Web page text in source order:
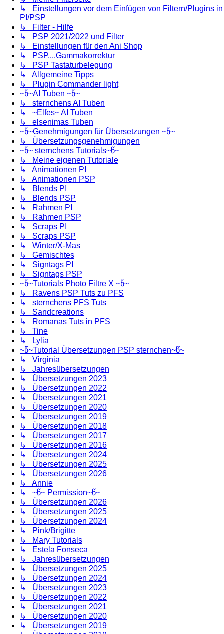
↳ Einstellungen vor dem Einfügen von Filtern/Plugins in
PI/PSP
↳ Filter - Hilfe
↳ PSP 2021/2022 und Filter
↳ Einstellungen für den Ani Shop
↳ PSP....Gammakorrektur
↳ PSP Tastaturbelegung
↳ Allgemeine Tipps
↳ Plugin Commander light
~წ~AI Tuben ~წ~
↳ sternchens AI Tuben
↳ ~Elfes~ AI Tuben
↳ elsenimas Tuben
~წ~Genehmigungen für Übersetzungen ~წ~
↳ Übersetzungsgenehmigungen
~წ~ sternchens Tutorials~წ~
↳ Meine eigenen Tutoriale
↳ Animationen PI
↳ Animationen PSP
↳ Blends PI
↳ Blends PSP
↳ Rahmen PI
↳ Rahmen PSP
↳ Scraps PI
↳ Scraps PSP
↳ Winter/X-Mas
↳ Gemischtes
↳ Signtags PI
↳ Signtags PSP
~წ~Tutorials Photo Filtre X ~წ~
↳ Ravens PSP Tuts zu PFS
↳ sternchens PFS Tuts
↳ Sandcreations
↳ Romanas Tuts in PFS
↳ Tine
↳ Lylia
~წ~Tutorial Übersetzungen PSP sternchen~წ~
↳ Virginia
↳ Jahresübersetzungen
↳ Übersetzungen 2023
↳ Übersetzungen 2022
↳ Übersetzungen 2021
↳ Übersetzungen 2020
↳ Übersetzungen 2019
↳ Übersetzungen 2018
↳ Übersetzungen 2017
↳ Übersetzungen 2016
↳ Übersetzungen 2024
↳ Übersetzungen 2025
↳ Übersetzungen 2026
↳ Annie
↳ ~წ~ Permission~წ~
↳ Übersetzungen 2026
↳ Übersetzungen 2025
↳ Übersetzungen 2024
↳ Pink/Brigitte
↳ Mary Tutorials
↳ Estela Fonseca
↳ Jahresübersetzungen
↳ Übersetzungen 2025
↳ Übersetzungen 2024
↳ Übersetzungen 2023
↳ Übersetzungen 2022
↳ Übersetzungen 2021
↳ Übersetzungen 2020
↳ Übersetzungen 2019